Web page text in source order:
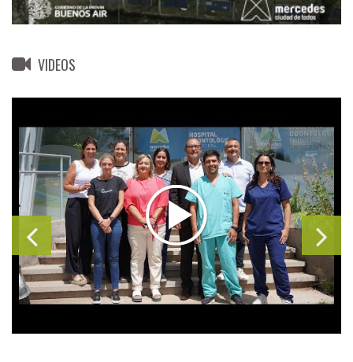
VIDEOS